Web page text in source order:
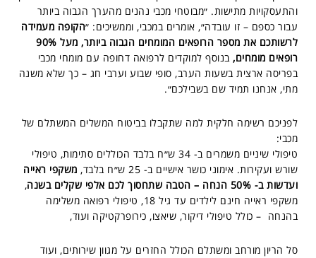
והתעסקויות מתישות. ״מבוטחי מכבי נהנים מהערך הגבוה ביותר
עבור כספם – זו עובדה״, אומרים במכבי, וממשיכים: ״הקופה מעמידה
לרשותכם את מספר הרופאים המומחים הגבוה ביותר, מעל 90%
רופאים מומחים,בנוסף למוקדים לרפואה דחופה עם מומחי מכבי
בפריסה ארצית בשעות הערב, סופי שבוע וערבי חג – כך שלא משנה
מתי, אנחנו תמיד שם בשבילכם״.
לפניכם רשימה חלקית למה שתקבלו בביטוח המשלים המשתלם של
מכבי:
טיפולי שיניים משמרים ב- 34 ש״ח בלבד הכוללים סתימות, טיפולי
שורש ועקירות. אימוני כושר אישיים ב- 25 ש״ח בלבד,
משקפי ראייה
ועדשות ב- 50% הנחה – הטבה שתחסוך לכם אלפי שקלים בשנה
,
משקפי ראייה חינם לילדים עד גיל 18, טיפולי רפואה משלימה
בהנחה – כולל טיפולי דיקור, שיאצו, כירופרקטיקה ועוד,
סל הריון מורחב ומשתלם הכולל החזרים על מגוון שירותים, ועוד